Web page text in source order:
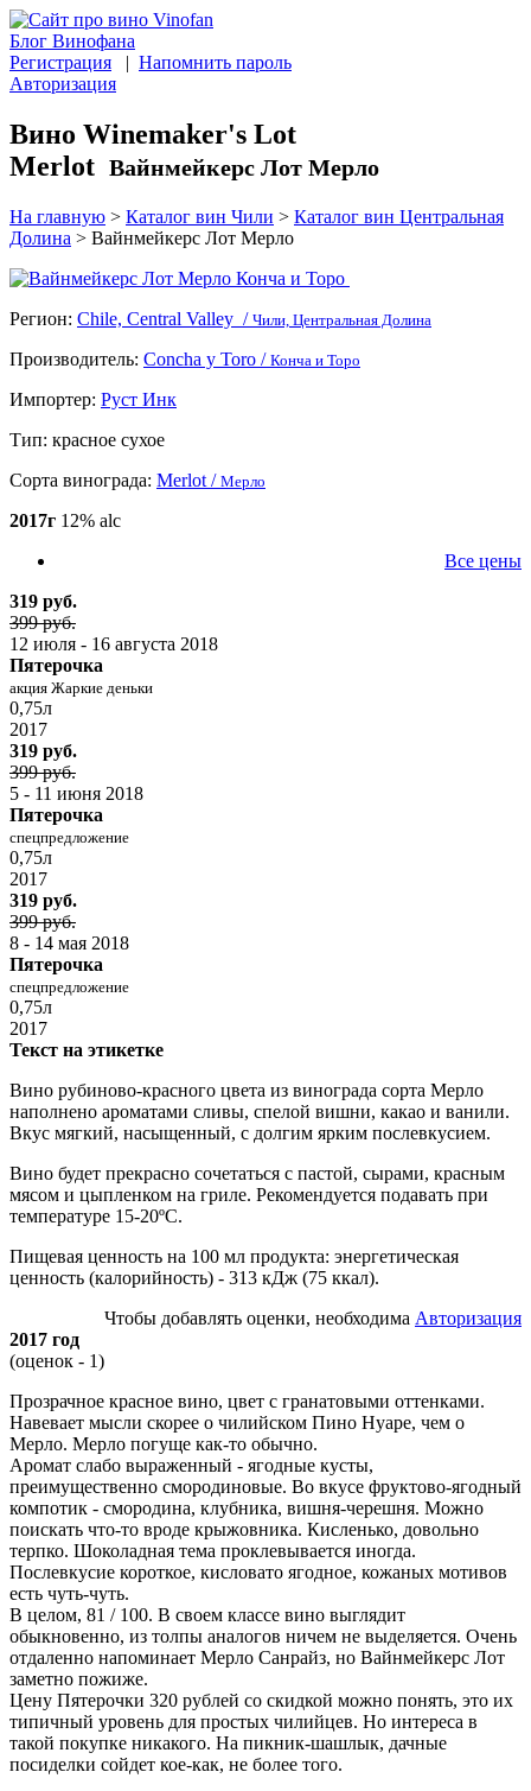
Блог Винофана
Регистрация | Напомнить пароль
Авторизация
Вино Winemaker's Lot
Merlot Вайнмейкерс Лот Мерло
На главную > Каталог вин Чили > Каталог вин Центральная
Долина > Вайнмейкерс Лот Мерло
Регион: Chile, Central Valley / Чили, Центральная Долина
Производитель: Concha y Toro / Конча и Торо
Импортер: Руст Инк
Тип: красное сухое
Сорта винограда: Merlot / Мерло
2017г 12% alc
Все цены
319 руб.
399 руб.
12 июля - 16 августа 2018
Пятерочка
акция Жаркие деньки
0,75л
2017
319 руб.
399 руб.
5 - 11 июня 2018
Пятерочка
спецпредложение
0,75л
2017
319 руб.
399 руб.
8 - 14 мая 2018
Пятерочка
спецпредложение
0,75л
2017
Текст на этикетке
Вино рубиново-красного цвета из винограда сорта Мерло
наполнено ароматами сливы, спелой вишни, какао и ванили.
Вкус мягкий, насыщенный, с долгим ярким послевкусием.
Вино будет прекрасно сочетаться с пастой, сырами, красным
мясом и цыпленком на гриле. Рекомендуется подавать при
температуре 15-20ºС.
Пищевая ценность на 100 мл продукта: энергетическая
ценность (калорийность) - 313 кДж (75 ккал).
Чтобы добавлять оценки, необходима Авторизация
2017 год
(оценок - 1)
Прозрачное красное вино, цвет с гранатовыми оттенками.
Навевает мысли скорее о чилийском Пино Нуаре, чем о
Мерло. Мерло погуще как-то обычно.
Аромат слабо выраженный - ягодные кусты,
преимущественно смородиновые. Во вкусе фруктово-ягодный
компотик - смородина, клубника, вишня-черешня. Можно
поискать что-то вроде крыжовника. Кисленько, довольно
терпко. Шоколадная тема проклевывается иногда.
Послевкусие короткое, кисловато ягодное, кожаных мотивов
есть чуть-чуть.
В целом, 81 / 100. В своем классе вино выглядит
обыкновенно, из толпы аналогов ничем не выделяется. Очень
отдаленно напоминает Мерло Санрайз, но Вайнмейкерс Лот
заметно пожиже.
Цену Пятерочки 320 рублей со скидкой можно понять, это их
типичный уровень для простых чилийцев. Но интереса в
такой покупке никакого. На пикник-шашлык, дачные
посиделки сойдет кое-как, не более того.